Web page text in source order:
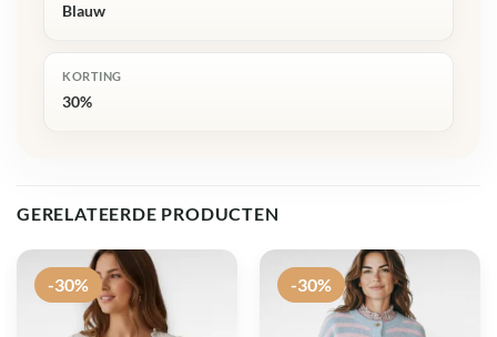
Blauw
KORTING
30%
GERELATEERDE PRODUCTEN
-30% -30%